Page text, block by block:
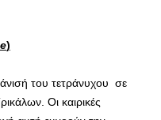
)
του τετράνυχου σε
Οι καιρικές